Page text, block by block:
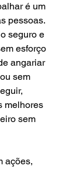
é um
pessoas.
seguro e
esforço
angariar
sem
melhores
sem
ações,